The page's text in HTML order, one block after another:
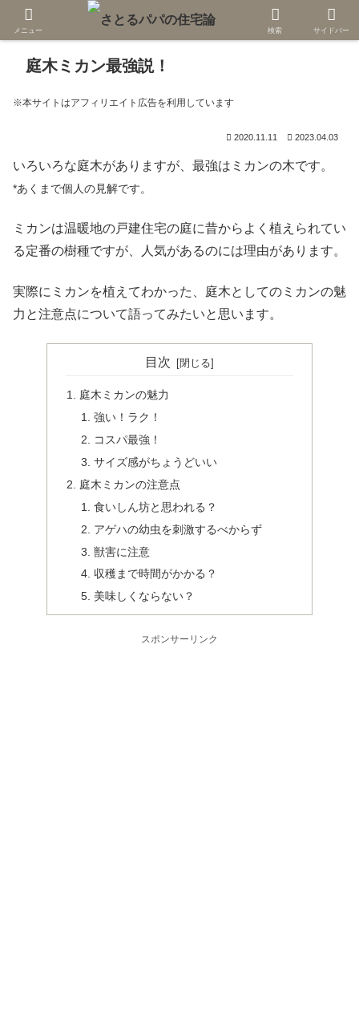
庭木ミカン最強説！
※本サイトはアフィリエイト広告を利用しています
2020.11.11 2023.04.03
いろいろな庭木がありますが、最強はミカンの木です。
*あくまで個人の見解です。
ミカンは温暖地の戸建住宅の庭に昔からよく植えられてい
る定番の樹種ですが、人気があるのには理由があります。
実際にミカンを植えてわかった、庭木としてのミカンの魅
力と注意点について語ってみたいと思います。
目次
庭木ミカンの魅力
強い！ラク！
コスパ最強！
サイズ感がちょうどいい
庭木ミカンの注意点
食いしん坊と思われる？
アゲハの幼虫を刺激するべからず
獣害に注意
収穫まで時間がかかる？
美味しくならない？
スポンサーリンク
メニュー 検索 サイドバー